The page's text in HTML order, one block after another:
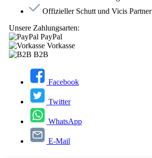
Offizieller Schutt und Vicis Partner
Unsere Zahlungsarten:
PayPal
Vorkasse
B2B
Facebook
Twitter
WhatsApp
E-Mail